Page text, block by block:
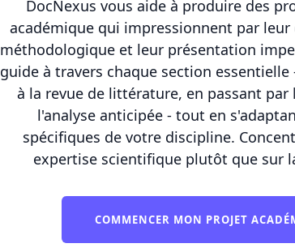
DocNexus vous aide à produire des
académique qui impressionnent par
méthodologique et leur présentation
guide à travers chaque section
à la revue de littérature, en passant
l'analyse anticipée - tout en
spécifiques de votre discipline.
expertise scientifique plutôt que sur
COMMENCER MON PROJET